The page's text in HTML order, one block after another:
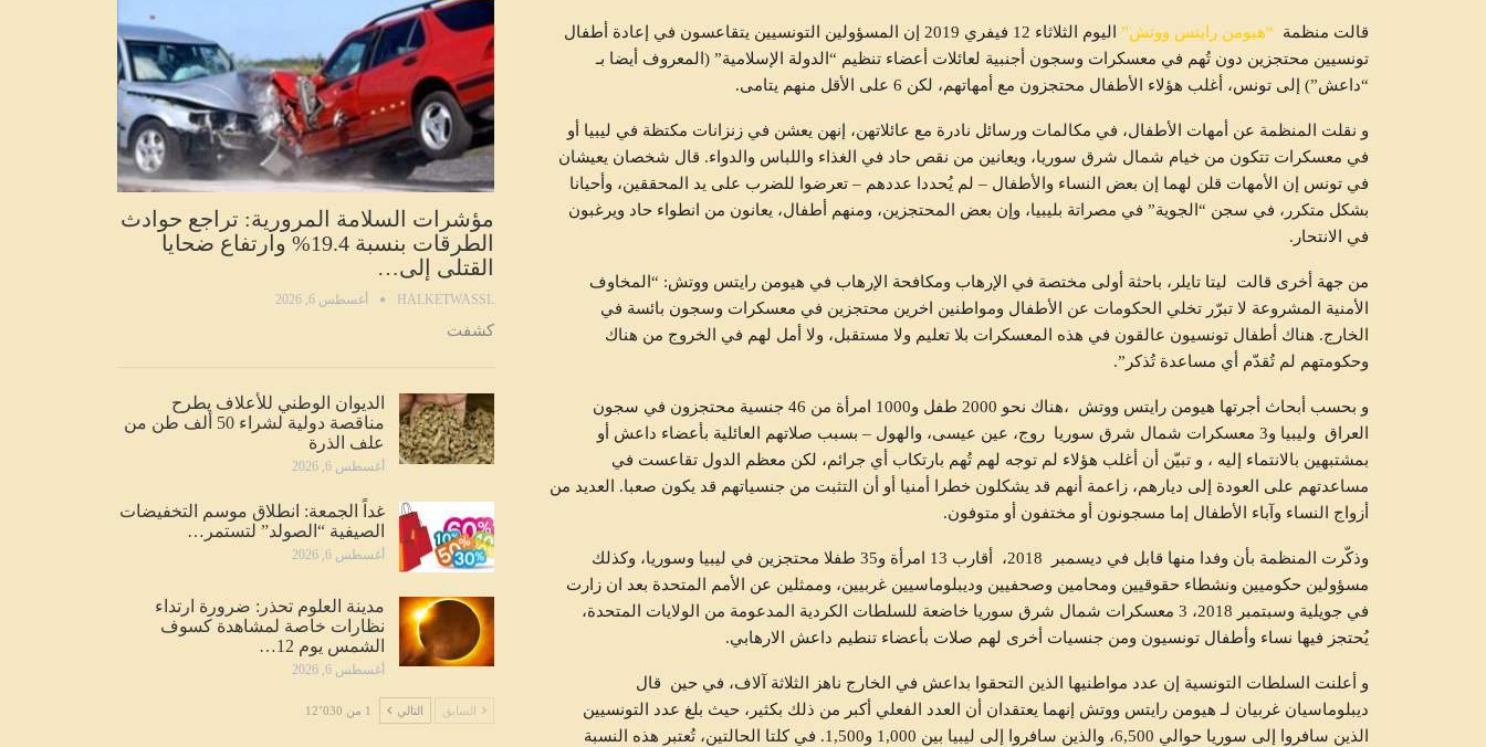
قالت منظمة “هيومن رايتس ووتش”
اليوم الثلاثاء 12 فيفري 2019 إن المسؤولين التونسيين يتقاعسون في إعادة أطفال
تونسيين محتجزين دون تُهم في معسكرات وسجون أجنبية لعائلات أعضاء تنظيم “الدولة الإسلامية” (المعروف أيضا بـ
“داعش”) إلى تونس، أغلب هؤلاء الأطفال محتجزون مع أمهاتهم، لكن 6 على الأقل منهم يتامى.
و نقلت المنظمة عن أمهات الأطفال، في مكالمات ورسائل نادرة مع عائلاتهن، إنهن يعشن في زنزانات مكتظة في ليبيا أو
في معسكرات تتكون من خيام شمال شرق سوريا، ويعانين من نقص حاد في الغذاء واللباس والدواء. قال شخصان يعيشان
في تونس إن الأمهات قلن لهما إن بعض النساء والأطفال – لم يُحددا عددهم – تعرضوا للضرب على يد المحققين، وأحيانا
بشكل متكرر، في سجن “الجوية” في مصراتة بليبيا، وإن بعض المحتجزين، ومنهم أطفال، يعانون من انطواء حاد ويرغبون
في الانتحار.
من جهة أخرى قالت ليتا تايلر، باحثة أولى مختصة في الإرهاب ومكافحة الإرهاب في هيومن رايتس ووتش: “المخاوف
الأمنية المشروعة لا تبرّر تخلي الحكومات عن الأطفال ومواطنين اخرين محتجزين في معسكرات وسجون بائسة في
الخارج. هناك أطفال تونسيون عالقون في هذه المعسكرات بلا تعليم ولا مستقبل، ولا أمل لهم في الخروج من هناك
وحكومتهم لم تُقدّم أي مساعدة تُذكر”.
و بحسب أبحاث أجرتها هيومن رايتس ووتش ،هناك نحو 2000 طفل و1000 امرأة من 46 جنسية محتجزون في سجون
العراق وليبيا و3 معسكرات شمال شرق سوريا روج، عين عيسى، والهول – بسبب صلاتهم العائلية بأعضاء داعش أو
بمشتبهين بالانتماء إليه ، و تبيّن أن أغلب هؤلاء لم توجه لهم تُهم بارتكاب أي جرائم، لكن معظم الدول تقاعست في
مساعدتهم على العودة إلى ديارهم، زاعمة أنهم قد يشكلون خطرا أمنيا أو أن التثبت من جنسياتهم قد يكون صعبا. العديد من
أزواج النساء وآباء الأطفال إما مسجونون أو مختفون أو متوفون.
وذكّرت المنظمة بأن وفدا منها قابل في ديسمبر 2018، أقارب 13 امرأة و35 طفلا محتجزين في ليبيا وسوريا، وكذلك
مسؤولين حكوميين ونشطاء حقوقيين ومحامين وصحفيين وديبلوماسيين غربيين، وممثلين عن الأمم المتحدة بعد ان زارت
في جويلية وسبتمبر 2018، 3 معسكرات شمال شرق سوريا خاضعة للسلطات الكردية المدعومة من الولايات المتحدة،
يُحتجز فيها نساء وأطفال تونسيون ومن جنسيات أخرى لهم صلات بأعضاء تنطيم داعش الارهابي.
و أعلنت السلطات التونسية إن عدد مواطنيها الذين التحقوا بداعش في الخارج ناهز الثلاثة آلاف، في حين قال
ديبلوماسيان غربيان لـ هيومن رايتس ووتش إنهما يعتقدان أن العدد الفعلي أكبر من ذلك بكثير، حيث بلغ عدد التونسيين
الذين سافروا إلى سوريا حوالي 6,500، والذين سافروا إلى ليبيا بين 1,000 و1,500. في كلتا الحالتين، تُعتبر هذه النسبة
مؤشرات السلامة المرورية: تراجع حوادث
الطرقات بنسبة 19.4% وارتفاع ضحايا
القتلى إلى…
HALKETWASSL أغسطس 6, 2026
كشفت
الديوان الوطني للأعلاف يطرح
مناقصة دولية لشراء 50 ألف طن من
علف الذرة
أغسطس 6, 2026
غداً الجمعة: انطلاق موسم التخفيضات
الصيفية “الصولد” لتستمر…
أغسطس 6, 2026
مدينة العلوم تحذر: ضرورة ارتداء
نظارات خاصة لمشاهدة كسوف
الشمس يوم 12…
أغسطس 6, 2026
السابق التالي 1 من 12٬030